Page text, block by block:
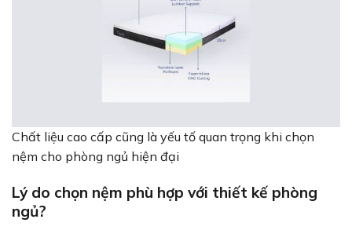
Chất liệu cao cấp cũng là yếu tố quan trọng khi chọn
nệm cho phòng ngủ hiện đại
Lý do chọn nệm phù hợp với thiết kế phòng
ngủ?